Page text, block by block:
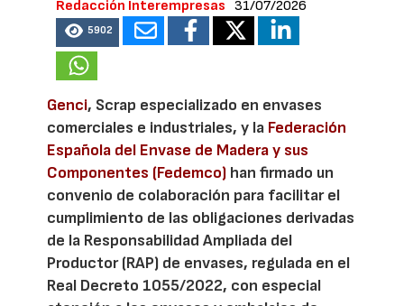
Redacción Interempresas 31/07/2026
5902
Genci, Scrap especializado en envases
comerciales e industriales, y la Federación
Española del Envase de Madera y sus
Componentes (Fedemco) han firmado un
convenio de colaboración para facilitar el
cumplimiento de las obligaciones derivadas
de la Responsabilidad Ampliada del
Productor (RAP) de envases, regulada en el
Real Decreto 1055/2022, con especial